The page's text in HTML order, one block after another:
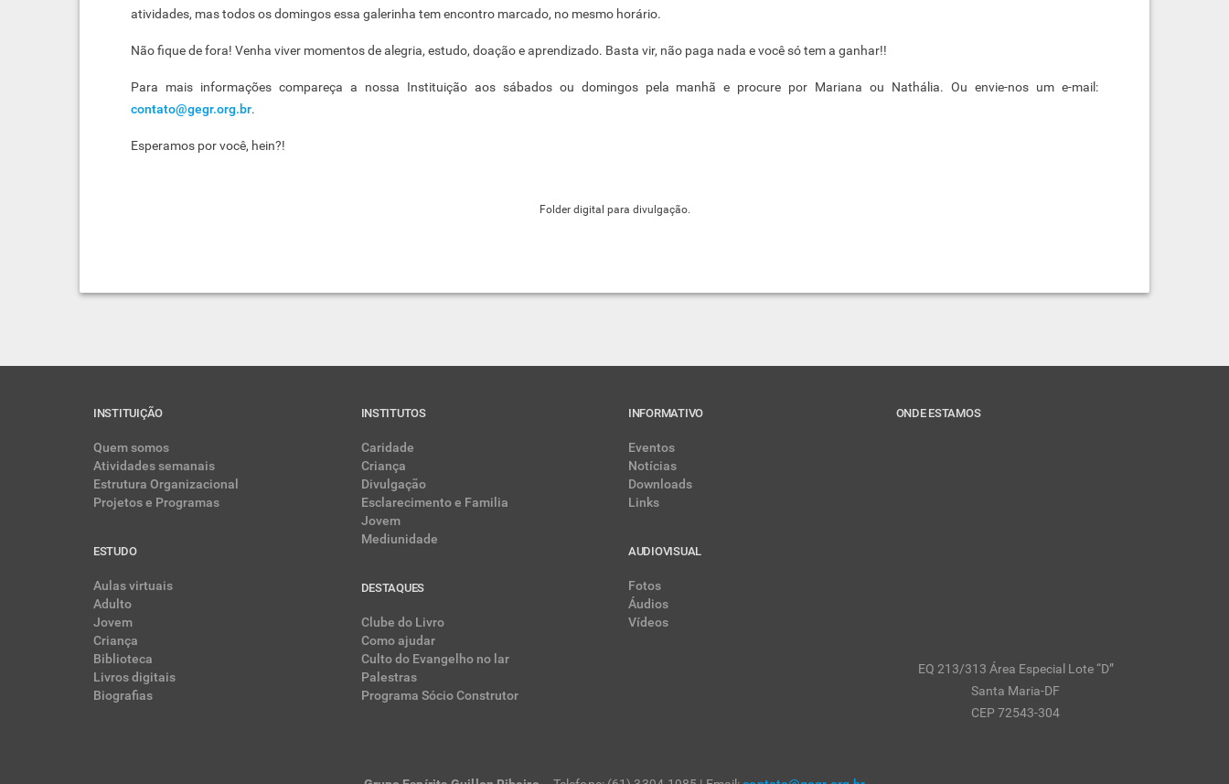
atividades, mas todos os domingos essa galerinha tem encontro marcado, no mesmo horário.
Não fique de fora! Venha viver momentos de alegria, estudo, doação e aprendizado. Basta vir, não paga nada e você só tem a ganhar!!
Para mais informações compareça a nossa Instituição aos sábados ou domingos pela manhã e procure por Mariana ou Nathália. Ou envie-nos um e-mail:
contato@gegr.org.br.
Esperamos por você, hein?!
Folder digital para divulgação.
INSTITUIÇÃO
Quem somos
Atividades semanais
Estrutura Organizacional
Projetos e Programas
ESTUDO
Aulas virtuais
Adulto
Jovem
Criança
Biblioteca
Livros digitais
Biografias
INSTITUTOS
Caridade
Criança
Divulgação
Esclarecimento e Familia
Jovem
Mediunidade
DESTAQUES
Clube do Livro
Como ajudar
Culto do Evangelho no lar
Palestras
Programa Sócio Construtor
INFORMATIVO
Eventos
Notícias
Downloads
Links
AUDIOVISUAL
Fotos
Áudios
Vídeos
ONDE ESTAMOS
EQ 213/313 Área Especial Lote “D”
Santa Maria-DF
CEP 72543-304